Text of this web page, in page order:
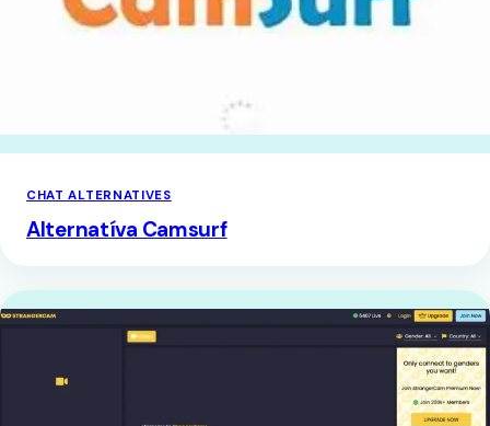
CHAT ALTERNATIVES
Alternatíva Camsurf